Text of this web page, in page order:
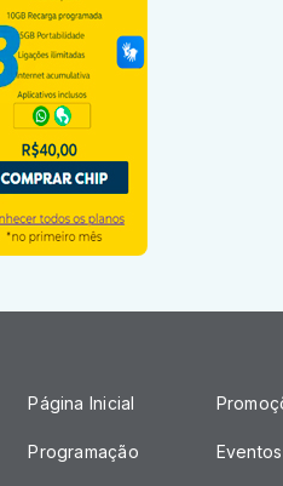
Página Inicial
Programação Eventos